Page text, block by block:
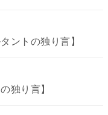
ントの独り言】
独り言】